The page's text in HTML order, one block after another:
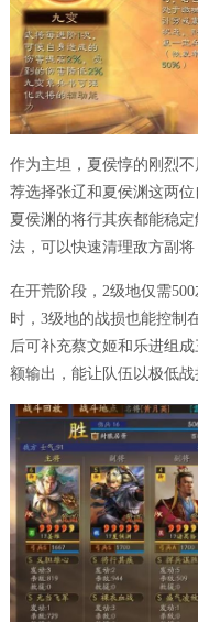
作为主坦，夏侯惇的刚烈
荐选择张辽和夏侯渊这两
夏侯渊的将行其疾都能稳
法，可以快速清理敌方副将
在开荒阶段，2级地仅需
时，3级地的战损也能控制
后可补充蔡文姬和乐进组
额输出，能让队伍以极低战